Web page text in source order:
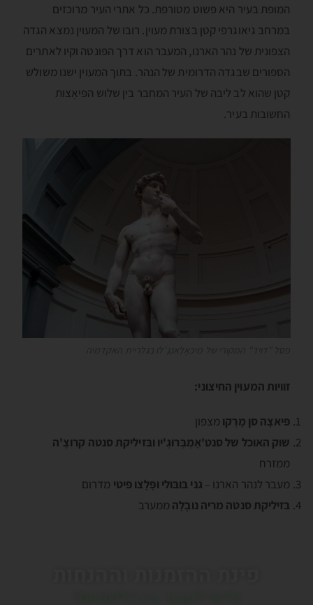
המופת בעיר היא פשוט מטורפת. כל אתרי העיר מרוכזים
במרחב גיאוגרפי קטן בצורת מעוין. רובו של המעוין נמצא הגדה
הצפונית של נהר הארנו, המעבר הוא דרך הפונטה וקיו לאתרים
הספורים שבגדה הדרומית של הנהר. בתוך המעוין ישנו משולש
קטן שהוא לב ליבה של העיר המחבר בין שלוש הפּיאָצות
החשובות בעיר.
זוויות המעוין החיצוני:
פּיאצָה סן מָרְקו מצפון
שוק האוכל של סנט'אָמְבְּרוּגְ'יו ובּזיליקת סנטה קרוצֶ'ה
ממזרח
מעבר לנהר הארנו – גני בּובּולי ופָּלָצו פּיטי מדרום
בּזיליקת סנטה מריה נובֶלָה ממערב